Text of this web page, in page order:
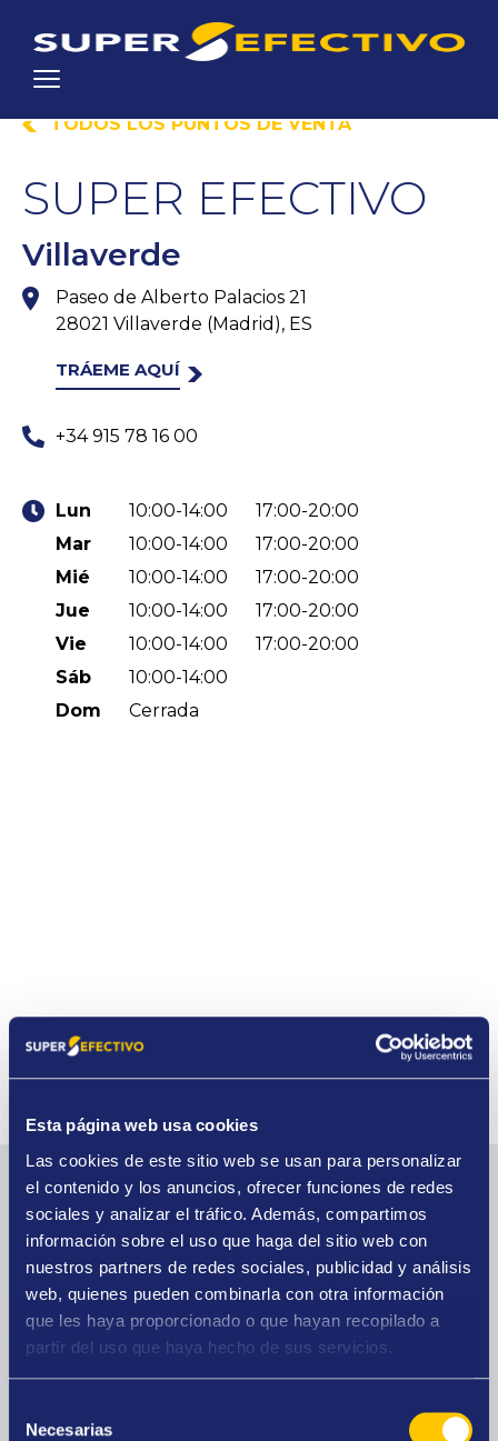
Esta página web usa cookies
Las cookies de este sitio web se usan para personalizar
el contenido y los anuncios, ofrecer funciones de redes
sociales y analizar el tráfico. Además, compartimos
información sobre el uso que haga del sitio web con
nuestros partners de redes sociales, publicidad y análisis
web, quienes pueden combinarla con otra información
que les haya proporcionado o que hayan recopilado a
partir del uso que haya hecho de sus servicios.
Necesarias
TODOS LOS PUNTOS DE VENTA
SUPER EFECTIVO
Villaverde
Paseo de Alberto Palacios 21
28021 Villaverde (Madrid), ES
TRÁEME AQUÍ
+34 915 78 16 00
Lun 10:00-14:00
17:00-20:00
Mar
10:00-14:00
17:00-20:00
Mié
10:00-14:00
17:00-20:00
Jue
10:00-14:00
17:00-20:00
Vie
10:00-14:00
17:00-20:00
Sáb
10:00-14:00
Dom
Cerrada
Los servicios de esta tienda
Compro oro
La mayor tasación del mercado, presupuestos